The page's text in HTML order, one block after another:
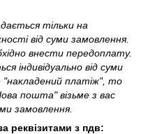
тільки на
від суми замовлення.
внести передоплату.
індивідуально від суми
платіж", то
пошта" візьме з вас
замовлення.
реквізитами з пдв: